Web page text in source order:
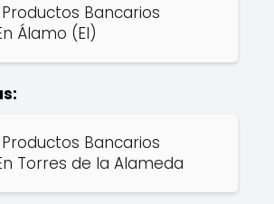
Bancarios
Álamo (El)
Bancarios
Torres de la Alameda